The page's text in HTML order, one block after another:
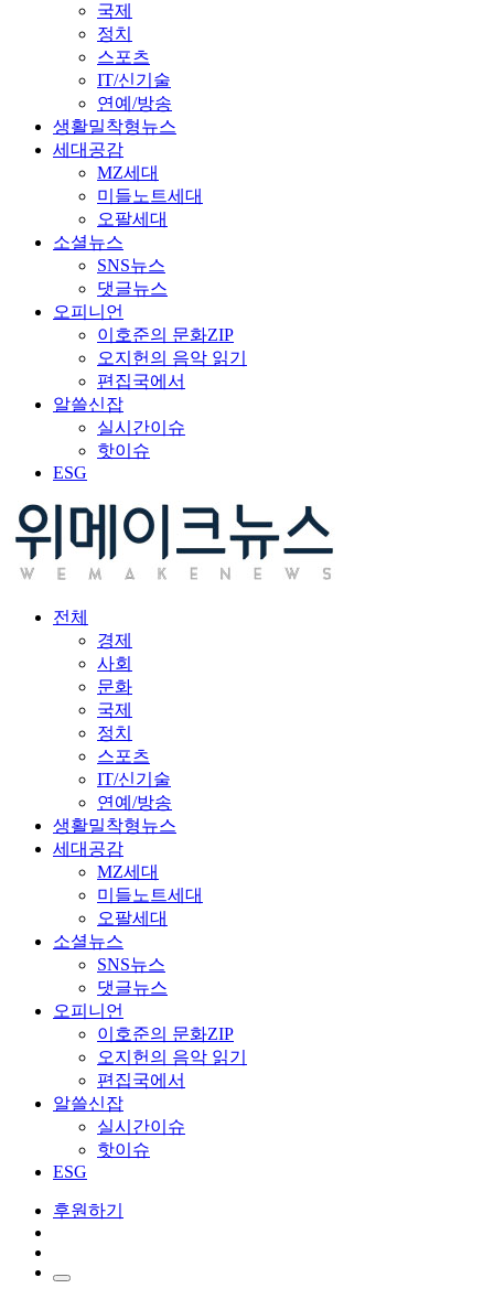
국제
정치
스포츠
IT/신기술
연예/방송
생활밀착형뉴스
세대공감
MZ세대
미들노트세대
오팔세대
소셜뉴스
SNS뉴스
댓글뉴스
오피니언
이호준의 문화ZIP
오지헌의 음악 읽기
편집국에서
알쓸신잡
실시간이슈
핫이슈
ESG
전체
경제
사회
문화
국제
정치
스포츠
IT/신기술
연예/방송
생활밀착형뉴스
세대공감
MZ세대
미들노트세대
오팔세대
소셜뉴스
SNS뉴스
댓글뉴스
오피니언
이호준의 문화ZIP
오지헌의 음악 읽기
편집국에서
알쓸신잡
실시간이슈
핫이슈
ESG
후원하기